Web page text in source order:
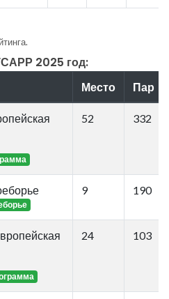
2025 год:
Место Пар
52 332
9 190
24 103